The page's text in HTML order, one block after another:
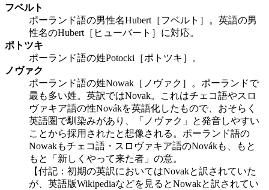
フベルト
ポーランド語の男性名Hubert［フベルト］。英語の男
性名のHubert［ヒューバート］に対応。
ポトツキ
ポーランド語の姓Potocki［ポトツキ］。
ノヴァク
ポーランド語の姓Nowak［ノヴァク］。ポーランドで
最も多い姓。英訳ではNovak。これはチェコ語やスロ
ヴァキア語の性Novákを英語化したもので、おそらく
英語圏で馴染みがあり、「ノヴァク」と発音しやすい
ことから採用されたと想像される。ポーランド語の
Nowakもチェコ語・スロヴァキア語のNovákも、もと
もと「新しくやって来た者」の意。
【付記：初期の英訳においてはNovakと訳されていた
が、英語版Wikipediaなどを見るとNowakと訳されてい